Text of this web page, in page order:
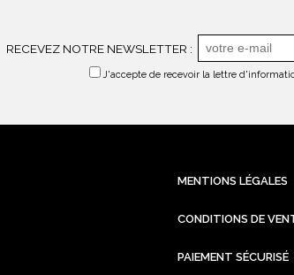
RECEVEZ NOTRE NEWSLETTER :
J'accepte de recevoir la lettre
MENTIONS LÉGALES
CONDITIONS DE
PAIEMENT SÉCURISÉ